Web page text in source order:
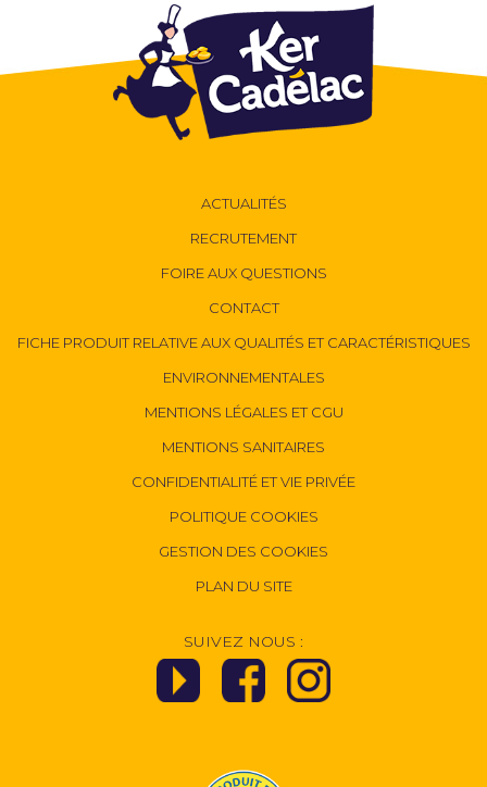
ACTUALITÉS
RECRUTEMENT
FOIRE AUX QUESTIONS
CONTACT
FICHE PRODUIT RELATIVE AUX QUALITÉS ET CARACTÉRISTIQUES
ENVIRONNEMENTALES
MENTIONS LÉGALES ET CGU
MENTIONS SANITAIRES
CONFIDENTIALITÉ ET VIE PRIVÉE
POLITIQUE COOKIES
GESTION DES COOKIES
PLAN DU SITE
SUIVEZ NOUS :